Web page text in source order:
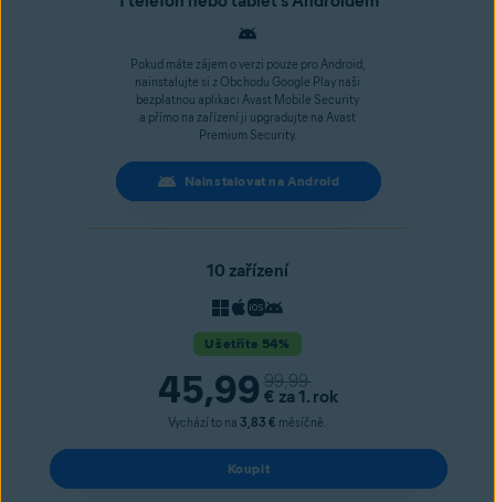
Pokud máte zájem o verzi pouze pro Android,
nainstalujte si z Obchodu Google Play naši
bezplatnou aplikaci Avast Mobile Security
a přímo na zařízení ji upgradujte na Avast
Premium Security.
Nainstalovat na Android
10 zařízení
Ušetříte 54%
45,99 99,99
€ za 1. rok
Vychází to na 3,83 € měsíčně.
Koupit